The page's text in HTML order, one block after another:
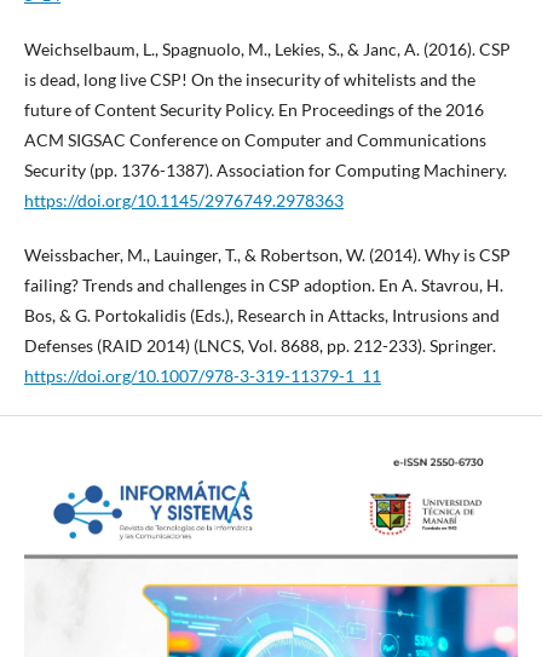
Weichselbaum, L., Spagnuolo, M., Lekies, S., & Janc, A. (2016). CSP
is dead, long live CSP! On the insecurity of whitelists and the
future of Content Security Policy. En Proceedings of the 2016
ACM SIGSAC Conference on Computer and Communications
Security (pp. 1376-1387). Association for Computing Machinery.
https://doi.org/10.1145/2976749.2978363
Weissbacher, M., Lauinger, T., & Robertson, W. (2014). Why is CSP
failing? Trends and challenges in CSP adoption. En A. Stavrou, H.
Bos, & G. Portokalidis (Eds.), Research in Attacks, Intrusions and
Defenses (RAID 2014) (LNCS, Vol. 8688, pp. 212-233). Springer.
https://doi.org/10.1007/978-3-319-11379-1_11